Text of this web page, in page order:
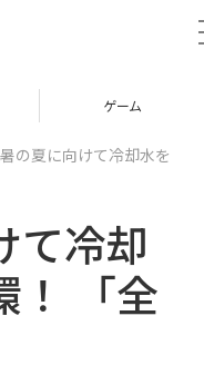
ゲーム
の夏に向けて冷却水を
て冷却
！ 「全